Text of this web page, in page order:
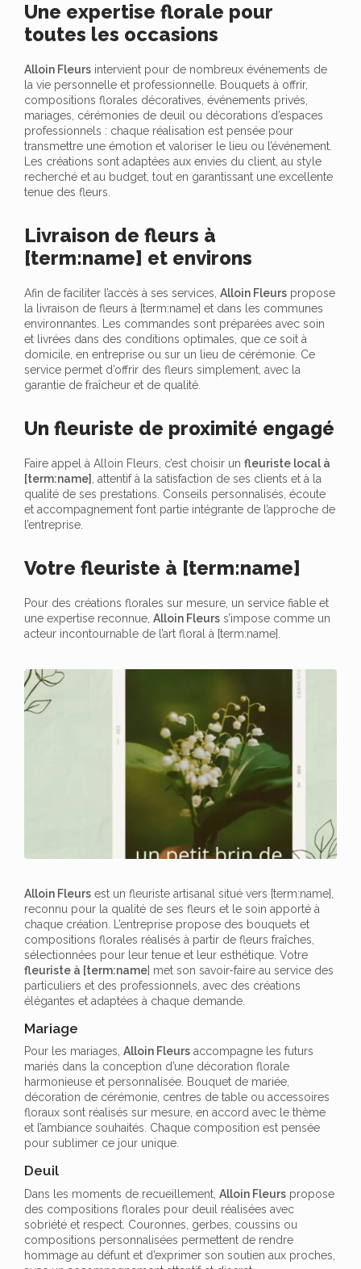
Une expertise florale pour
toutes les occasions
Alloin Fleurs intervient pour de nombreux événements de
la vie personnelle et professionnelle. Bouquets à offrir,
compositions florales décoratives, événements privés,
mariages, cérémonies de deuil ou décorations d’espaces
professionnels : chaque réalisation est pensée pour
transmettre une émotion et valoriser le lieu ou l’événement.
Les créations sont adaptées aux envies du client, au style
recherché et au budget, tout en garantissant une excellente
tenue des fleurs.
Livraison de fleurs à
[term:name] et environs
Afin de faciliter l’accès à ses services, Alloin Fleurs propose
la livraison de fleurs à [term:name] et dans les communes
environnantes. Les commandes sont préparées avec soin
et livrées dans des conditions optimales, que ce soit à
domicile, en entreprise ou sur un lieu de cérémonie. Ce
service permet d’offrir des fleurs simplement, avec la
garantie de fraîcheur et de qualité.
Un fleuriste de proximité engagé
Faire appel à Alloin Fleurs, c’est choisir un fleuriste local à
[term:name]
, attentif à la satisfaction de ses clients et à la
qualité de ses prestations. Conseils personnalisés, écoute
et accompagnement font partie intégrante de l’approche de
l’entreprise.
Votre fleuriste à [term:name]
Pour des créations florales sur mesure, un service fiable et
une expertise reconnue, Alloin Fleurs s’impose comme un
acteur incontournable de l’art floral à [term:name].
Alloin Fleurs est un fleuriste artisanal situé vers [term:name],
reconnu pour la qualité de ses fleurs et le soin apporté à
chaque création. L’entreprise propose des bouquets et
compositions florales réalisés à partir de fleurs fraîches,
sélectionnées pour leur tenue et leur esthétique. Votre
fleuriste à [term:name] met son savoir-faire au service des
particuliers et des professionnels, avec des créations
élégantes et adaptées à chaque demande.
Mariage
Pour les mariages, Alloin Fleurs accompagne les futurs
mariés dans la conception d’une décoration florale
harmonieuse et personnalisée. Bouquet de mariée,
décoration de cérémonie, centres de table ou accessoires
floraux sont réalisés sur mesure, en accord avec le thème
et l’ambiance souhaités. Chaque composition est pensée
pour sublimer ce jour unique.
Deuil
Dans les moments de recueillement, Alloin Fleurs propose
des compositions florales pour deuil réalisées avec
sobriété et respect. Couronnes, gerbes, coussins ou
compositions personnalisées permettent de rendre
hommage au défunt et d’exprimer son soutien aux proches,